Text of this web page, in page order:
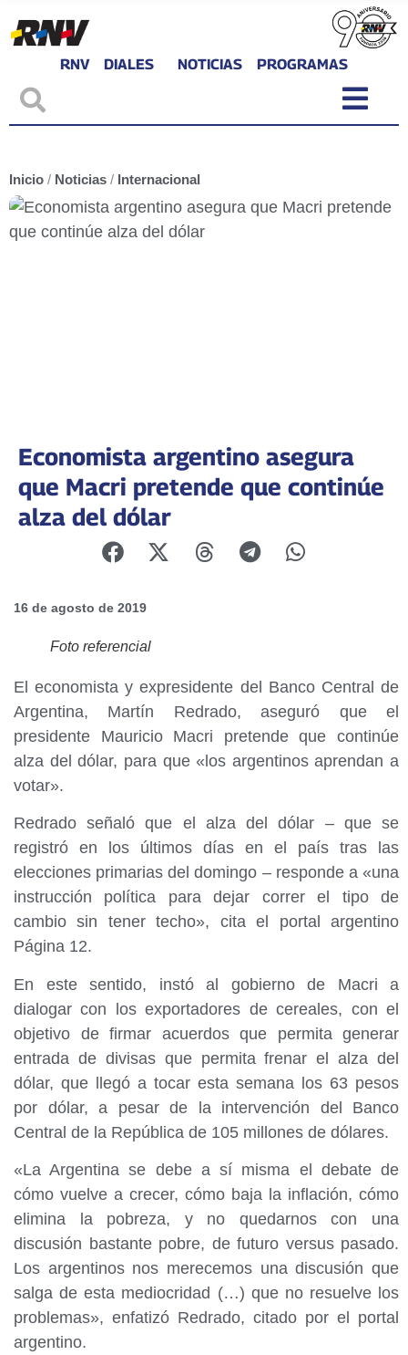
RNV DIALES NOTICIAS PROGRAMAS
Inicio / Noticias / Internacional
Economista argentino asegura
que Macri pretende que continúe
alza del dólar
16 de agosto de 2019
Foto referencial
El economista y expresidente del Banco Central de
Argentina, Martín Redrado, aseguró que el
presidente Mauricio Macri pretende que continúe
alza del dólar, para que «los argentinos aprendan a
votar».
Redrado señaló que el alza del dólar – que se
registró en los últimos días en el país tras las
elecciones primarias del domingo – responde a «una
instrucción política para dejar correr el tipo de
cambio sin tener techo», cita el portal argentino
Página 12.
En este sentido, instó al gobierno de Macri a
dialogar con los exportadores de cereales, con el
objetivo de firmar acuerdos que permita generar
entrada de divisas que permita frenar el alza del
dólar, que llegó a tocar esta semana los 63 pesos
por dólar, a pesar de la intervención del Banco
Central de la República de 105 millones de dólares.
«La Argentina se debe a sí misma el debate de
cómo vuelve a crecer, cómo baja la inflación, cómo
elimina la pobreza, y no quedarnos con una
discusión bastante pobre, de futuro versus pasado.
Los argentinos nos merecemos una discusión que
salga de esta mediocridad (…) que no resuelve los
problemas», enfatizó Redrado, citado por el portal
argentino.